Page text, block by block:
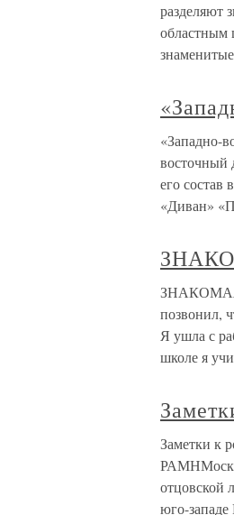
разделяют
областным
«Западно-
восточный
его
«Диван»
позвонил,
Я ушла с
школе я
Заметки к
отцовской
юго-западе